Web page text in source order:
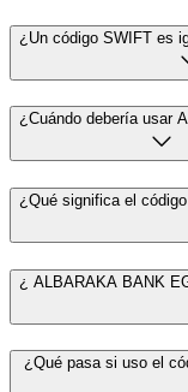
¿Un código SWIFT es
¿Cuándo debería usar
¿Qué significa el
¿ ALBARAKA BANK
¿Qué pasa si uso el